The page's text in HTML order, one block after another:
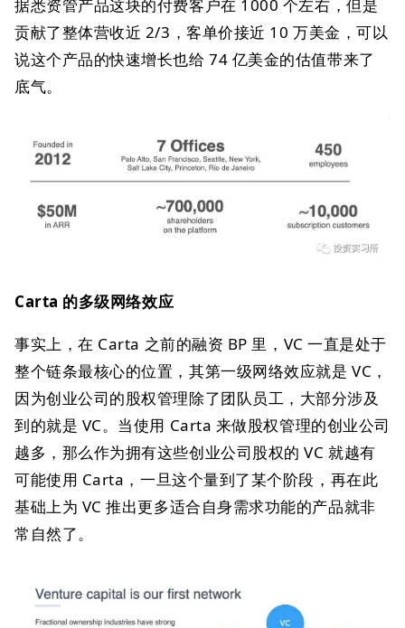
据悉资管产品这块的付费客户在 1000 个左右，但是
贡献了整体营收近 2/3，客单价接近 10 万美金，可以
说这个产品的快速增长也给 74 亿美金的估值带来了
底气。
Carta 的多级网络效应
事实上，在 Carta 之前的融资 BP 里，VC 一直是处于
整个链条最核心的位置，其第一级网络效应就是 VC，
因为创业公司的股权管理除了团队员工，大部分涉及
到的就是 VC。当使用 Carta 来做股权管理的创业公司
越多，那么作为拥有这些创业公司股权的 VC 就越有
可能使用 Carta，一旦这个量到了某个阶段，再在此
基础上为 VC 推出更多适合自身需求功能的产品就非
常自然了。